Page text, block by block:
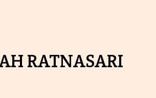
RATNASARI